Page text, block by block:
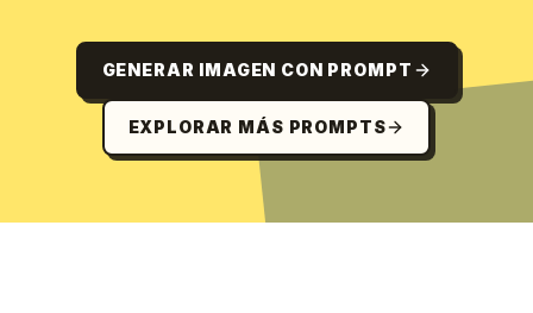
GENERAR IMAGEN CON PROMPT
EXPLORAR MÁS PROMPTS